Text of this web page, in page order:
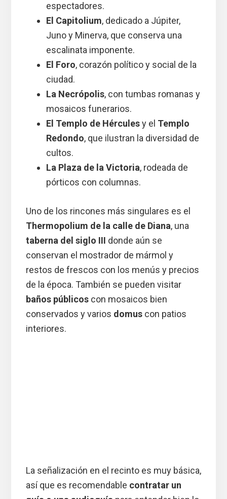
espectadores.
El Capitolium, dedicado a Júpiter,
Juno y Minerva, que conserva una
escalinata imponente.
El Foro, corazón político y social de la
ciudad.
La Necrópolis, con tumbas romanas y
mosaicos funerarios.
El Templo de Hérculesy el Templo
Redondo, que ilustran la diversidad de
cultos.
La Plaza de la Victoria, rodeada de
pórticos con columnas.
Uno de los rincones más singulares es el
Thermopolium de la calle de Diana, una
taberna del siglo III donde aún se
conservan el mostrador de mármol y
restos de frescos con los menús y precios
de la época. También se pueden visitar
baños públicoscon mosaicos bien
conservados y varios domuscon patios
interiores.
La señalización en el recinto es muy básica,
así que es recomendable contratar un